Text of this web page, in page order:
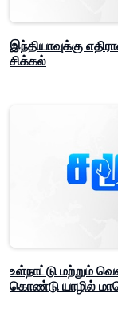
இந்தியாவுக்கு
சிக்கல்
உள்நாட்டு மற்றும்
கொண்டு யாழில்